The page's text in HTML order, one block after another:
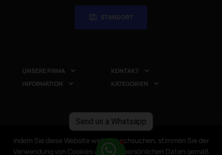
Send us a Whatsapp
Indem Sie diese Website weiter durchsuchen, stimmen Sie der
Verwendung von Cookies und Ihrer persönlichen Daten gemäß
STANDORT
UNSERE FIRMA  KONTAKT 
INFORMATION  KATEGORIEN 
Indem Sie diese Website weiter durchsuchen, stimmen Sie der
Verwendung von Cookies und Ihrer persönlichen Daten gemäß
Copyright © 2025CompuRed Computers
vorbehalten